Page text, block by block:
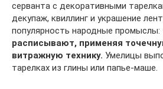
серванта с декоративными
декупаж, квиллинг и украшение
популярность народные промыслы:
расписывают, применяя
витражную технику. Умелицы
тарелках из глины или папье-маше.